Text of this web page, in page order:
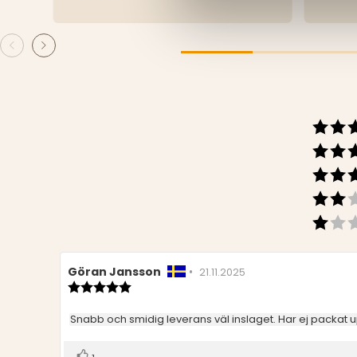
Recensionsförfattare:
Göran Jansson • Recensionsdatum:
21.11.2025
utav
5
Recensionstext:
Snabb och smidig leverans väl inslaget. Har ej